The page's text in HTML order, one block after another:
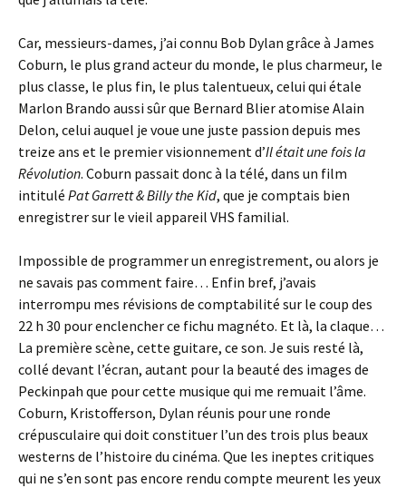
Car, messieurs-dames, j’ai connu Bob Dylan grâce à James
Coburn, le plus grand acteur du monde, le plus charmeur, le
plus classe, le plus fin, le plus talentueux, celui qui étale
Marlon Brando aussi sûr que Bernard Blier atomise Alain
Delon, celui auquel je voue une juste passion depuis mes
treize ans et le premier visionnement d’Il était une fois la
Révolution. Coburn passait donc à la télé, dans un film
intitulé Pat Garrett & Billy the Kid, que je comptais bien
enregistrer sur le vieil appareil VHS familial.
Impossible de programmer un enregistrement, ou alors je
ne savais pas comment faire… Enfin bref, j’avais
interrompu mes révisions de comptabilité sur le coup des
22 h 30 pour enclencher ce fichu magnéto. Et là, la claque…
La première scène, cette guitare, ce son. Je suis resté là,
collé devant l’écran, autant pour la beauté des images de
Peckinpah que pour cette musique qui me remuait l’âme.
Coburn, Kristofferson, Dylan réunis pour une ronde
crépusculaire qui doit constituer l’un des trois plus beaux
westerns de l’histoire du cinéma. Que les ineptes critiques
qui ne s’en sont pas encore rendu compte meurent les yeux